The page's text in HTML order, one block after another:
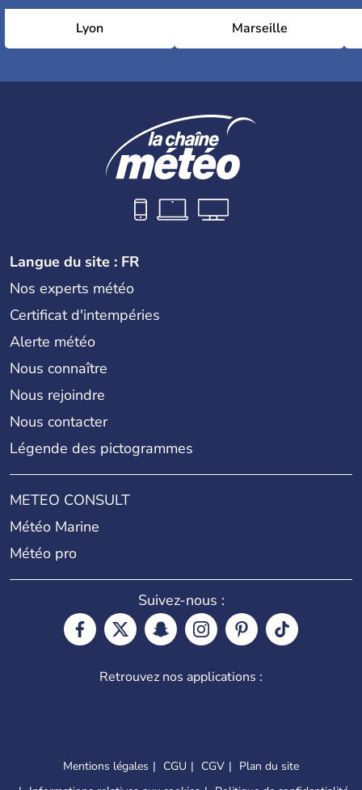
Lyon Marseille
Langue du site : FR
Nos experts météo
Certificat d'intempéries
Alerte météo
Nous connaître
Nous rejoindre
Nous contacter
Légende des pictogrammes
METEO CONSULT
Météo Marine
Météo pro
Suivez-nous :
Retrouvez nos applications :
Mentions légales CGU CGV
Plan du site